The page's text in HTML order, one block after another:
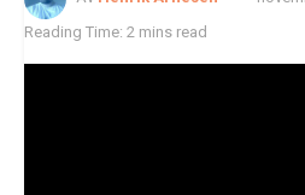
Reading Time: 2 mins read